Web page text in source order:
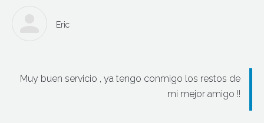
Eric
Muy buen servicio , ya tengo conmigo los restos de
mi mejor amigo !!